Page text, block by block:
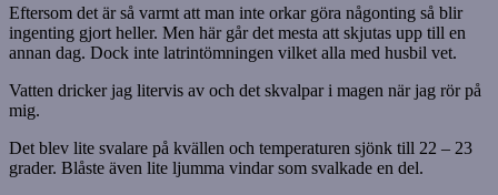
Eftersom det är så varmt att man inte orkar göra någonting så blir
ingenting gjort heller. Men här går det mesta att skjutas upp till en
annan dag. Dock inte latrintömningen vilket alla med husbil vet.
Vatten dricker jag litervis av och det skvalpar i magen när jag rör på
mig.
Det blev lite svalare på kvällen och temperaturen sjönk till 22 – 23
grader. Blåste även lite ljumma vindar som svalkade en del.